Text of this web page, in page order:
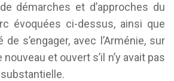
démarches et d’approches du
évoquées ci-dessus, ainsi que
s’engager, avec l’Arménie, sur
nouveau et ouvert s’il n’y avait pas